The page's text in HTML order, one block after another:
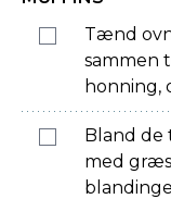
Tænd
sammen
honning,
Bland de
med